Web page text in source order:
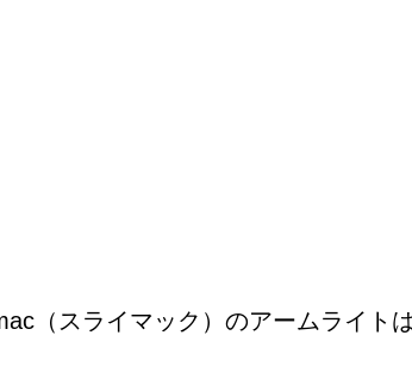
（スライマック）のアームライト